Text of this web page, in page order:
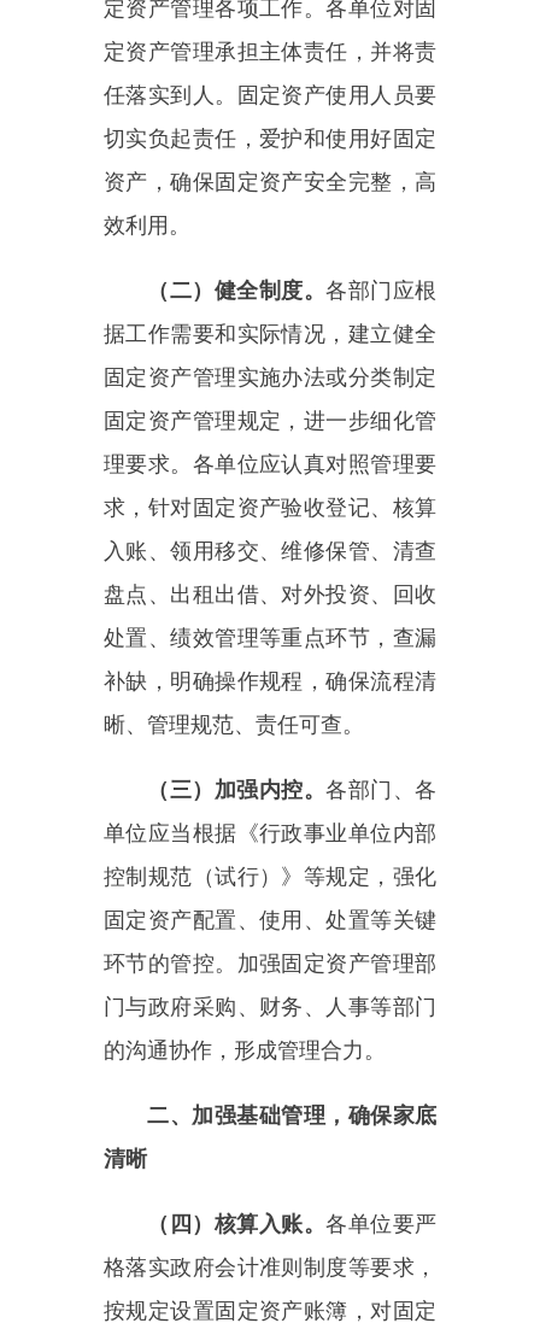
据工作需要和实际情况，建立健全
固定资产管理实施办法或分类制定
固定资产管理规定，进一步细化管
理要求。各单位应认真对照管理要
求，针对固定资产验收登记、核算
盘点、出租出借、对外投资、回收
处置、绩效管理等重点环节，查漏
补缺，明确操作规程，确保流程清
（三）加强内控。
各部门、各
单位应当根据《行政事业单位内部
控制规范（试行）》等规定，强化
门与政府采购、财务、人事等部门
的沟通协作，形成管理合力。
（四）核算入账。各单位要严
格落实政府会计准则制度等要求，
按规定设置固定资产账簿，对固定
资产增减变动及时进行会计处理，
并定期与固定资产卡片进行核对，
确保账卡相符。对已投入使用但尚
（五）登记管理。加强固定资
产卡片管理，做到有物必登、登记
实际控制的固定资产，应当建立并